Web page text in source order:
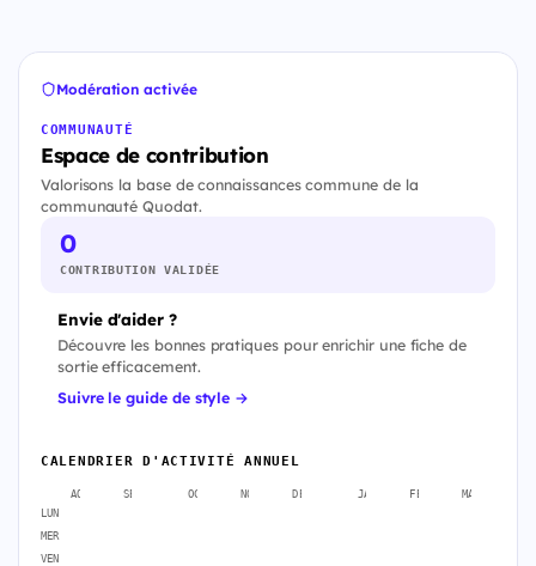
Modération activée
COMMUNAUTÉ
Espace de contribution
Valorisons la base de connaissances commune de la
communauté Quodat.
0
CONTRIBUTION VALIDÉE
Envie d'aider ?
Découvre les bonnes pratiques pour enrichir une fiche de
sortie efficacement.
Suivre le guide de style →
CALENDRIER D'ACTIVITÉ ANNUEL
AOÛT SEPT. OCT. NOV. DÉC. JANV. FÉVR. MARS
LUN
MER
VEN